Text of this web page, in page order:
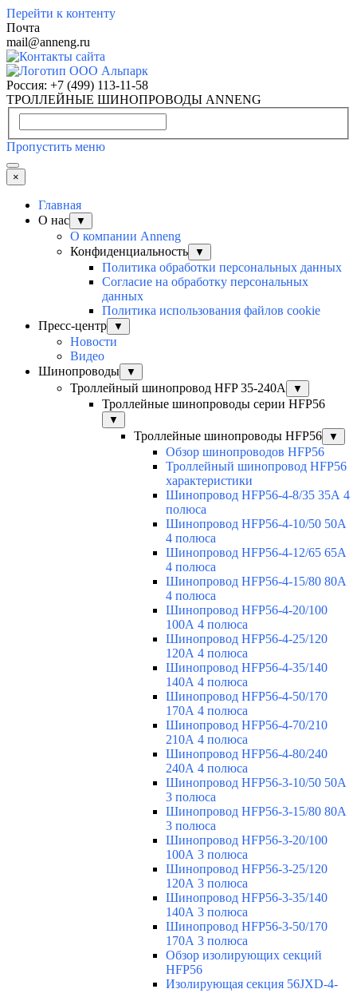
Перейти к контенту
Почта
mail@anneng.ru
Россия: +7 (499) 113-11-58
ТРОЛЛЕЙНЫЕ ШИНОПРОВОДЫ ANNENG
Пропустить меню
×
Главная
О нас
▼
О компании Anneng
Конфиденциальность
▼
Политика обработки персональных данных
Согласие на обработку персональных
данных
Политика использования файлов cookie
Пресс-центр
▼
Новости
Видео
Шинопроводы
▼
Троллейный шинопровод HFP 35-240А ▼
Троллейные шинопроводы серии HFP56
▼
Троллейные шинопроводы HFP56 ▼
Обзор шинопроводов HFP56
Троллейный шинопровод HFP56
характеристики
Шинопровод HFP56-4-8/35 35А 4
полюса
Шинопровод HFP56-4-10/50 50А
4 полюса
Шинопровод HFP56-4-12/65 65А
4 полюса
Шинопровод HFP56-4-15/80 80А
4 полюса
Шинопровод HFP56-4-20/100
100А 4 полюса
Шинопровод HFP56-4-25/120
120А 4 полюса
Шинопровод HFP56-4-35/140
140А 4 полюса
Шинопровод HFP56-4-50/170
170А 4 полюса
Шинопровод HFP56-4-70/210
210А 4 полюса
Шинопровод HFP56-4-80/240
240А 4 полюса
Шинопровод HFP56-3-10/50 50А
3 полюса
Шинопровод HFP56-3-15/80 80А
3 полюса
Шинопровод HFP56-3-20/100
100А 3 полюса
Шинопровод HFP56-3-25/120
120А 3 полюса
Шинопровод HFP56-3-35/140
140А 3 полюса
Шинопровод HFP56-3-50/170
170А 3 полюса
Обзор изолирующих секций
HFP56
Изолирующая секция 56JXD-4-